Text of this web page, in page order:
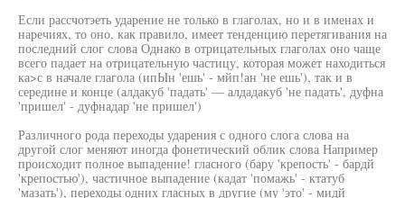
Если рассчотэеть ударение не только в глаголах, но и в именах и
наречиях, то оно, как правило, имеет тенденцию перетягивания на
последний слог слова Однако в отрицательных глаголах оно чаще
всего падает на отрицательную частицу, которая может находиться
ка>с в начале глагола (ипЫн 'ешь' - мйп!ан 'не ешь'), так и в
середине и конце (алдакуб 'падать' — алдадакуб 'не падать', дуфна
'пришел' - дуфнадар 'не пришел')
Различного рода переходы ударения с одного слога слова на
другой слог меняют иногда фонетический облик слова Например
происходит полное выпадение! гласного (бару 'крепость' - бардй
'крепостью'), частичное выпадение (кадат 'помажь' - ктатуб
'мазать'), переходы одних гласных в другие (му 'это' - мидй